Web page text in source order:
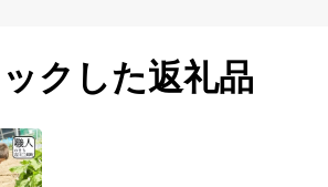
クした返礼品